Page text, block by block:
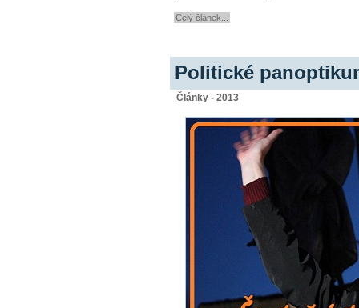
Celý článek...
Politické
Články - 2013